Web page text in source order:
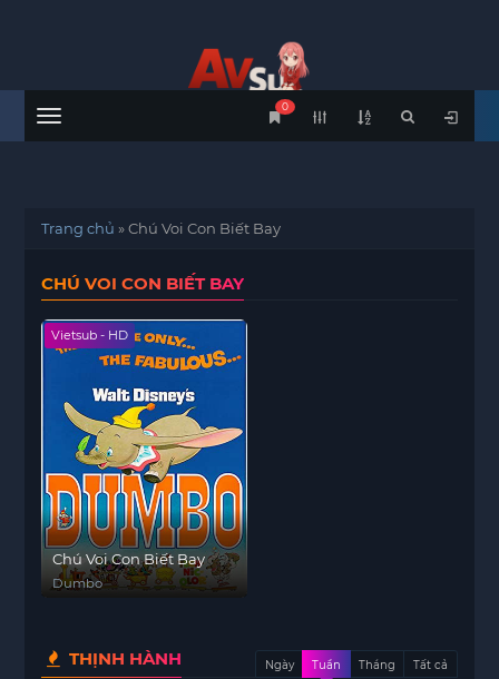
Menu
0
Trang chủ »Chú Voi Con Biết Bay
CHÚ VOI CON BIẾT BAY
Vietsub - HD
Chú Voi Con Biết Bay
Dumbo
THỊNH HÀNH Ngày Tuần Tháng Tất cả